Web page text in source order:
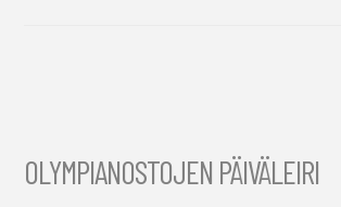
OLYMPIANOSTOJEN PÄIVÄLEIRI